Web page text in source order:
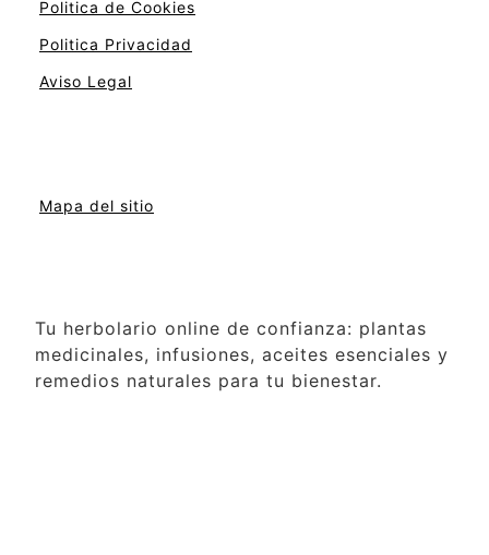
Politica de Cookies
Politica Privacidad
Aviso Legal
Mapa del sitio
Tu herbolario online de confianza: plantas
medicinales, infusiones, aceites esenciales y
remedios naturales para tu bienestar.